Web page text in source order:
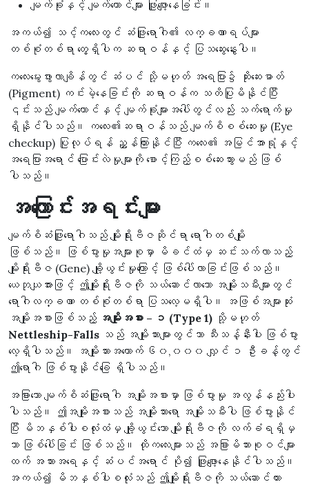
မျက်ခုံးနှင့် မျက်တောင်များ ဖြူဖျော့နေခြင်း။
အကယ်၍ သင့်ကလေးတွင် ဆံဖြူရောဂါ၏ လက္ခဏာရပ်များ
တစ်စုံတစ်ရာ တွေ့ရှိပါက ဆရာဝန်နှင့် ပြသဆွေးနွေးပါ။
ကလေးမွေးဖွားလာချိန်တွင် ဆံပင် သို့မဟုတ် အရေပြား၌ ဆိုးဆေးဓာတ်
(Pigment) ကင်းမဲ့နေခြင်းကို ဆရာဝန်က သတိပြုမိနိုင်ပြီး
၎င်းသည် မျက်တောင်နှင့် မျက်ခုံးများအပေါ်တွင်လည်း သက်ရောက်မှု
ရှိနိုင်ပါသည်။ ကလေး၏ဆရာဝန်သည် မျက်စိစစ်ဆေးမှု (Eye
checkup) ပြုလုပ်ရန် ညွှန်ကြားနိုင်ပြီး ကလေး၏ အမြင်အာရုံနှင့်
အရေပြားအရောင် ပြောင်းလဲမှုများကို စောင့်ကြည့်စစ်ဆေးသွားမည် ဖြစ်
ပါသည်။
အကြောင်းအရင်းများ
မျက်စိဆံဖြူရောဂါသည် မျိုးရိုးဗီဇဆိုင်ရာ ရောဂါတစ်မျိုး
ဖြစ်သည်။ ဖြစ်ပွားမှုအများစုမှာ မိခင်ထံမှ ဆင်းသက်လာသည့်
မျိုးရိုးဗီဇ (Gene) ချို့ယွင်းမှုကြောင့် ဖြစ်ပေါ်လာခြင်းဖြစ်သည်။
ယေဘုယျအားဖြင့် ဤမျိုးရိုးဗီဇကို သယ်ဆောင်လာသော အမျိုးသမီးများတွင်
ရောဂါလက္ခဏာ တစ်စုံတစ်ရာ ပြသလေ့မရှိပါ။ အဖြစ်အများဆုံး
အမျိုးအစားဖြစ်သည့် အမျိုးအစား – ၁ (Type 1) သို့မဟုတ်
Nettleship-Falls သည် အမျိုးသားများတွင်သာ သီးသန့်နီးပါး ဖြစ်ပွား
လေ့ရှိပါသည်။ အမျိုးသားအယောက် ၆၀,၀၀၀ လျှင် ၁ ဦးခန့်တွင်
ဤရောဂါ ဖြစ်ပွားနိုင်ခြေ ရှိပါသည်။
အခြားသော မျက်စိဆံဖြူရောဂါ အမျိုးအစားမှာ ဖြစ်ပွားမှု အလွန်နည်းပါး
ပါသည်။ ဤအမျိုးအစားသည် အမျိုးသားရော အမျိုးသမီးပါ ဖြစ်ပွားနိုင်
ပြီး မိဘနှစ်ပါးစလုံးထံမှ ချို့ယွင်းသော မျိုးရိုးဗီဇကို လက်ခံရရှိမှ
သာ ဖြစ်ပေါ်ခြင်း ဖြစ်သည်။ ထိုကလေးများသည် အခြားမိသားစုဝင်များ
ထက် အသားအရေနှင့် ဆံပင်အရောင် ပို၍ ဖြူဖျော့နေနိုင်ပါသည်။
အကယ်၍ မိဘနှစ်ပါးစလုံးသည် ဤမျိုးရိုးဗီဇကို သယ်ဆောင်ထား